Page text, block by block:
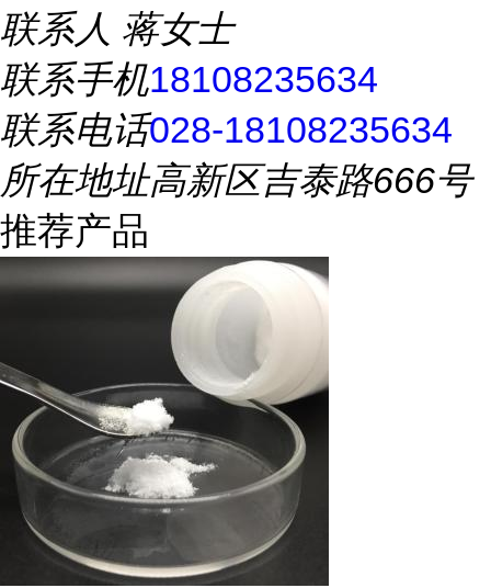
联系人 蒋女士
联系手机18108235634
联系电话028-18108235634
所在地址高新区吉泰路666号
推荐产品